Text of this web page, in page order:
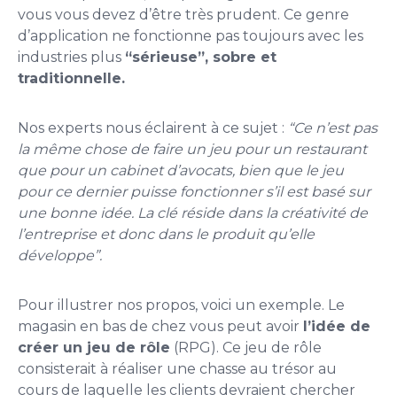
vous vous devez d’être très prudent. Ce genre
d’application ne fonctionne pas toujours avec les
industries plus “sérieuse”, sobre et
traditionnelle.
Nos experts nous éclairent à ce sujet : “Ce n’est pas
la même chose de faire un jeu pour un restaurant
que pour un cabinet d’avocats, bien que le jeu
pour ce dernier puisse fonctionner s’il est basé sur
une bonne idée. La clé réside dans la créativité de
l’entreprise et donc dans le produit qu’elle
développe”.
Pour illustrer nos propos, voici un exemple. Le
magasin en bas de chez vous peut avoir l’idée de
créer un jeu de rôle (RPG). Ce jeu de rôle
consisterait à réaliser une chasse au trésor au
cours de laquelle les clients devraient chercher